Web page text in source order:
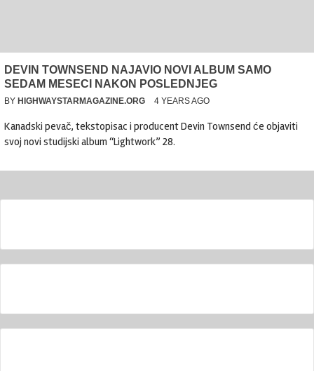
DEVIN TOWNSEND NAJAVIO NOVI ALBUM SAMO
SEDAM MESECI NAKON POSLEDNJEG
BY HIGHWAYSTARMAGAZINE.ORG 4 YEARS AGO
Kanadski pevač, tekstopisac i producent Devin Townsend će objaviti
svoj novi studijski album “Lightwork” 28.